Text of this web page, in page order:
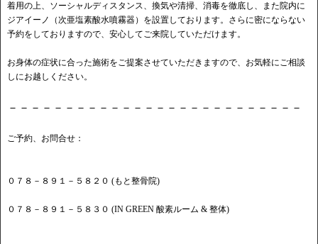
着用の上、ソーシャルディスタンス、換気や清掃、消毒を徹底し、また院内に
ジアイーノ（次亜塩素酸水噴霧器）を設置しております。さらに密にならない
予約をしておりますので、安心してご来院していただけます。
お身体の症状に合った施術をご提案させていただきますので、お気軽にご相談
しにお越しください。
－－－－－－－－－－－－－－－－－－－－－－－－－－
ご予約、お問合せ：
０７８－８９１－５８２０ (もと整骨院)
０７８－８９１－５８３０ (IN GREEN 酸素ルーム & 整体)